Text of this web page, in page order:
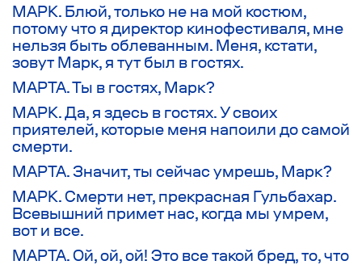
МАРК. Блюй, только не на мой костюм,
потому что я директор кинофестиваля, мне
нельзя быть облеванным. Меня, кстати,
зовут Марк, я тут был в гостях.
МАРТА. Ты в гостях, Марк?
МАРК. Да, я здесь в гостях. У своих
приятелей, которые меня напоили до самой
смерти.
МАРТА. Значит, ты сейчас умрешь, Марк?
МАРК. Смерти нет, прекрасная Гульбахар.
Всевышний примет нас, когда мы умрем,
вот и все.
МАРТА. Ой, ой, ой! Это все такой бред, то, что